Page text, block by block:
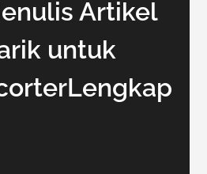
Artikel
untuk